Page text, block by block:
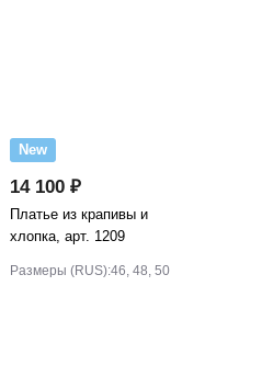
New
14 100 ₽
Платье из крапивы и
хлопка, арт. 1209
Размеры (RUS):46, 48, 50